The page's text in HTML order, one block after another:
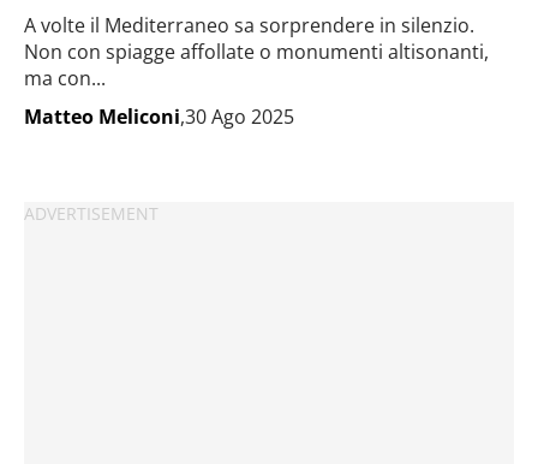
A volte il Mediterraneo sa sorprendere in silenzio.
Non con spiagge affollate o monumenti altisonanti,
ma con...
Matteo Meliconi,30 Ago 2025